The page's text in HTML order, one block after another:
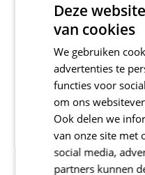
Deze
van cookies
We gebruiken
advertenties te
functies voor
om ons
Ook delen we
van onze site met
social media,
partners kunnen